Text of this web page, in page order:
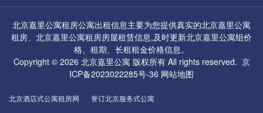
北京嘉里公寓租房公寓出租信息主要为您提供真实的北京嘉里公寓
租房、 北京嘉里公寓租房房屋租赁信息,及时更新北京嘉里公寓组价
格、租期、长租租金价格信息。
Copyright © 2026 北京嘉里公寓 版权所有 All rights reserved. 京
ICP备2023022285号-36 网站地图
北京酒店式公寓租房网 誉订北京服务式公寓